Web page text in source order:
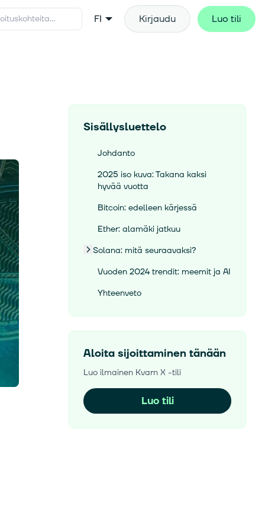
FI Kirjaudu Luo tili
Sisällysluettelo
Johdanto
2025 iso kuva: Takana kaksi
hyvää vuotta
Bitcoin: edelleen kärjessä
Ether: alamäki jatkuu
Solana: mitä seuraavaksi?
Vuoden 2024 trendit: meemit ja AI
Yhteenveto
Aloita sijoittaminen tänään
Luo ilmainen Kvarn X -tili
Luo tili